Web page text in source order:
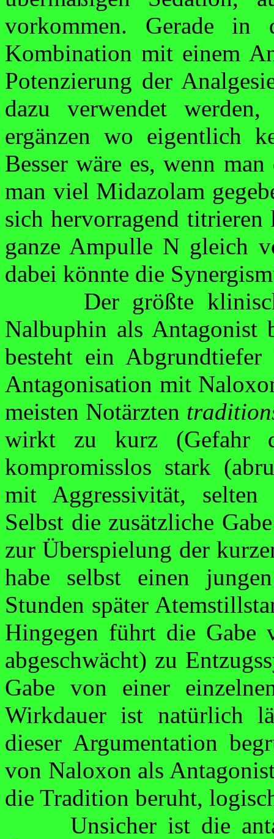
vorkommen. Gerade in
Kombi­nation mit einem
Potenzierung der
dazu verwendet
ergänzen wo eigentlich
Besser wäre es, wenn
man viel Midazolam
sich hervor­ragend titrieren
ganze Ampulle N gleich
dabei könnte die
Der größte
Nalbuphin als
besteht ein
Antagonisation mit
meisten Notärzten
wirkt zu kurz (Gefahr
kompromisslos stark
mit Aggressivität, selten
Selbst die zusätzliche
zur Überspielung der
habe selbst einen
Stunden später
Hingegen führt die Gabe
abgeschwächt) zu
Gabe von einer
Wirk­dauer ist natürlich
dieser Argumentation
von Naloxon als
die Tradition beruht,
Unsicher ist die